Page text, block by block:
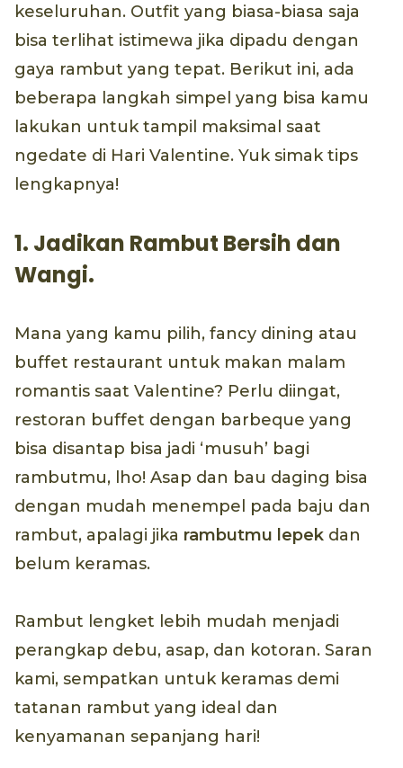
keseluruhan. Outfit yang biasa-biasa saja
bisa terlihat istimewa jika dipadu dengan
gaya rambut yang tepat. Berikut ini, ada
beberapa langkah simpel yang bisa kamu
lakukan untuk tampil maksimal saat
ngedate di Hari Valentine. Yuk simak tips
lengkapnya!
1. Jadikan Rambut Bersih dan
Wangi.
Mana yang kamu pilih, fancy dining atau
buffet restaurant untuk makan malam
romantis saat Valentine? Perlu diingat,
restoran buffet dengan barbeque yang
bisa disantap bisa jadi ‘musuh’ bagi
rambutmu, lho! Asap dan bau daging bisa
dengan mudah menempel pada baju dan
rambut, apalagi jika rambutmu lepek dan
belum keramas.
Rambut lengket lebih mudah menjadi
perangkap debu, asap, dan kotoran. Saran
kami, sempatkan untuk keramas demi
tatanan rambut yang ideal dan
kenyamanan sepanjang hari!